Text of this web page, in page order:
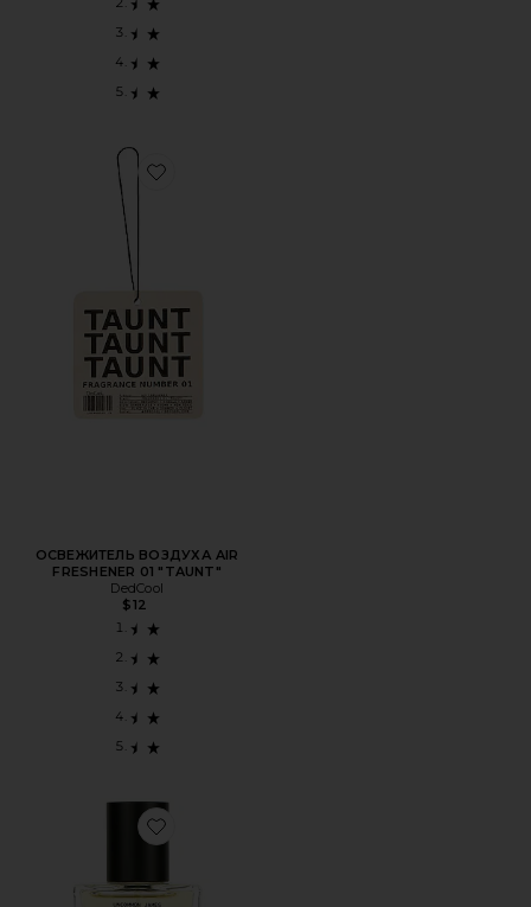
Favorite ОСВЕЖИТЕЛЬ ВОЗДУХА AIR FRESHENER 01
ОСВЕЖИТЕЛЬ ВОЗДУХА AIR
FRESHENER 01 "TAUNT"
DedCool
$12
Favorite ПАРФУМ HARD FEELINGS EAU DE PARFUM